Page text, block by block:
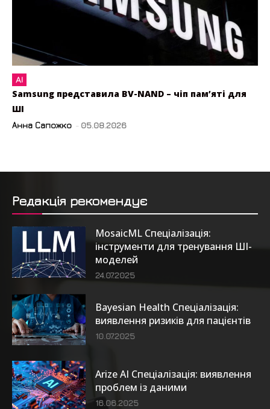
AI
Samsung представила BV-NAND – чіп пам’яті для
ШІ
Анна Сапожко - 05.08.2026
Редакція рекомендує
MosaicML Спеціалізація:
інструменти для тренування ШІ-
моделей
24.07.2025
Bayesian Health Спеціалізація:
виявлення ризиків для пацієнтів
10.07.2025
Arize AI Спеціалізація: виявлення
проблем із даними
16.06.2025